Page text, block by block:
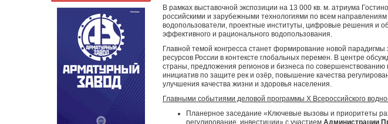
В рамках выставочной экспозиции на 13 000 кв. м. атриума
российскими и зарубежными технологиями по всем
водопользователи, проектные институты, цифровые решения и
эффективного и рационального водопользования.
Главной темой конгресса станет формирование новой
ресурсов России в контексте глобальных перемен. В центре
страны, предложения регионов и бизнеса по
инициатив по защите рек и озёр, повышение качества
улучшения качества жизни и здоровья населения.
Главными событиями деловой программы X Всероссийского
Планерное заседание «Ключевые вызовы и приоритеты
регулирование, инвестиции» с участием Администрации